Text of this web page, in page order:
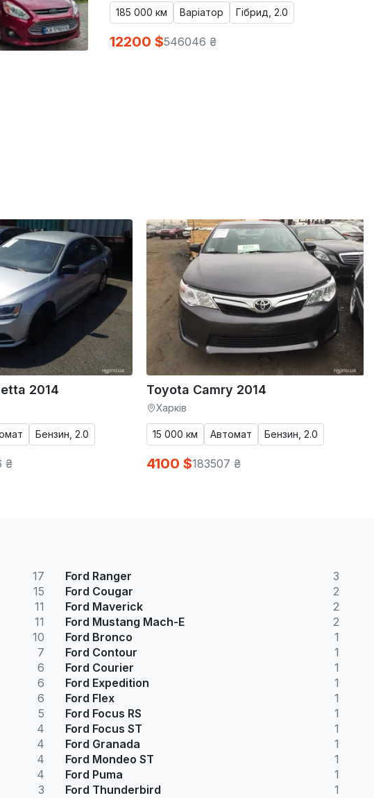
185 000 км Варіатор Гібрид, 2.0
12200 $546046 ₴
2014
Бензин, 2.0
₴
Toyota Camry 2014
Харків
15 000 км Автомат Бензин, 2.0
4100 $183507 ₴
17
15
11
11
10
7
6
6
6
5
4
4
4
4
3
Ford Ranger
3
Ford Cougar
2
Ford Maverick
2
Ford Mustang Mach-E
2
Ford Bronco
1
Ford Contour
1
Ford Courier
1
Ford Expedition
1
Ford Flex
1
Ford Focus RS
1
Ford Focus ST
1
Ford Granada
1
Ford Mondeo ST
1
Ford Puma
1
Ford Thunderbird
1